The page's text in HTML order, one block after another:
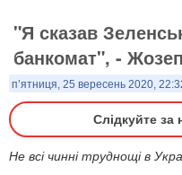
"Я сказав
банкомат", -
п’ятниця, 25 вересень 2020,
Слідкуйте за
Не всі чинні труднощі в